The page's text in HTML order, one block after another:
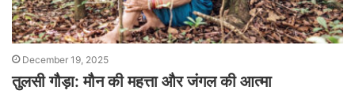
December 19, 2025
तुलसी गौड़ा: मौन की महत्ता और जंगल की आत्मा